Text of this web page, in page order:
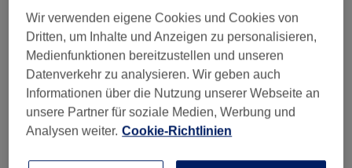
Dienstag
09:00
Mittwoch
09:00 –19:00
Donnerstag
09:00–18:00
Freitag
09:00 –19:00
Samstag
09:00–16:00
Sonntag
Geschlossen
Ab sofort bieten wir auch Corona Schnelltests im Salon
an. Sollten Sie von diesem Angebot Gebrauch machen
Wir verwenden eigene Cookies und Cookies von
Dritten, um Inhalte und Anzeigen zu personalisieren,
Medienfunktionen bereitzustellen und unseren
Datenverkehr zu analysieren. Wir geben auch
Informationen über die Nutzung unserer Webseite an
unsere Partner für soziale Medien, Werbung und
Analysen weiter. Cookie-Richtlinien